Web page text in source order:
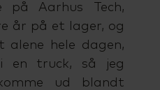
på Aarhus Tech,
år på et lager, og
alene hele dagen,
en truck, så jeg
ud blandt